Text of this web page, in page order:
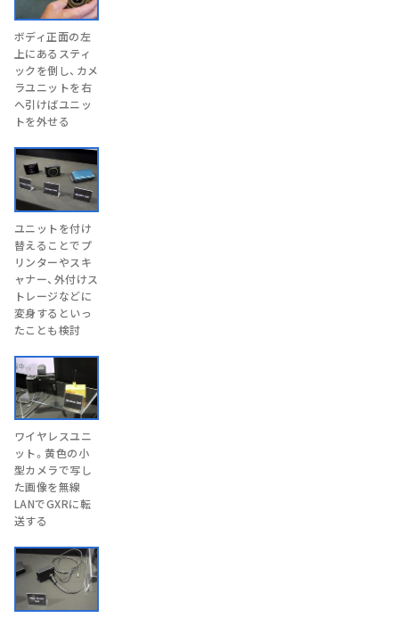
ボディ正面の左
上にあるスティ
ックを倒し、カメ
ラユニットを右
へ引けばユニッ
トを外せる
ユニットを付け
替えることでプ
リンターやスキ
ャナー、外付けス
トレージなどに
変身するといっ
たことも検討
ワイヤレスユニ
ット。黄色の小
型カメラで写し
た画像を無線
LANでGXRに転
送する